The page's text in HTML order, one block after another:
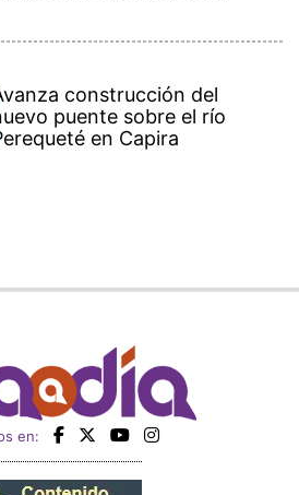
construcción del
puente sobre el río
en Capira
en: